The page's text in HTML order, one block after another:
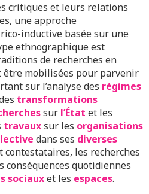
critiques et leurs relations
une approche
inductive basée sur une
ethnographique est
de recherches en
être mobilisées pour parvenir
sur l’analyse des régimes
transformations
sur l’État et les
travauxsur les organisations
dans ses diverses
contestataires, les recherches
conséquences quotidiennes
sociauxet les espaces.